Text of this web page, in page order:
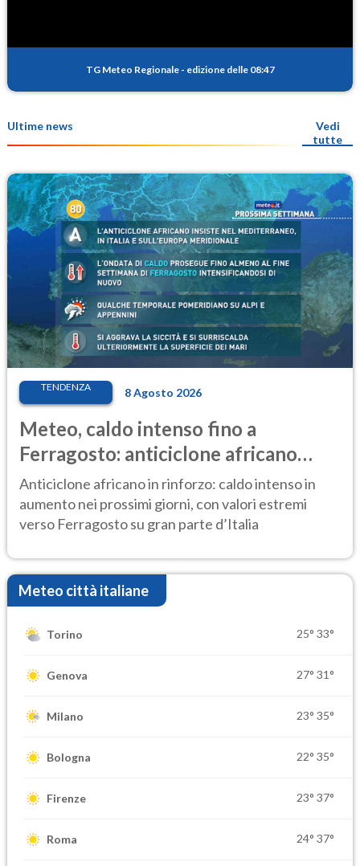
TG Meteo Regionale - edizione delle 08:47
Ultime news
Vedi
tutte
TENDENZA 8 Agosto 2026
Meteo, caldo intenso fino a
Ferragosto: anticiclone africano
ancora protagonista
Anticiclone africano in rinforzo: caldo intenso in
aumento nei prossimi giorni, con valori estremi
verso Ferragosto su gran parte d’Italia
Meteo città italiane
Torino 25° 33°
Genova 27° 31°
Milano 23° 35°
Bologna 22° 35°
Firenze 23° 37°
Roma 24° 37°